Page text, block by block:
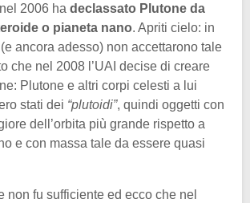
2006 ha declassato Plutone da
o pianeta nano. Apriti cielo: in
ancora adesso) non accettarono tale
che nel 2008 l’UAI decise di creare
Plutone e altri corpi celesti a lui
stati dei “plutoidi”, quindi oggetti con
dell’orbita più grande rispetto a
e con massa tale da essere quasi
non fu sufficiente ed ecco che nel